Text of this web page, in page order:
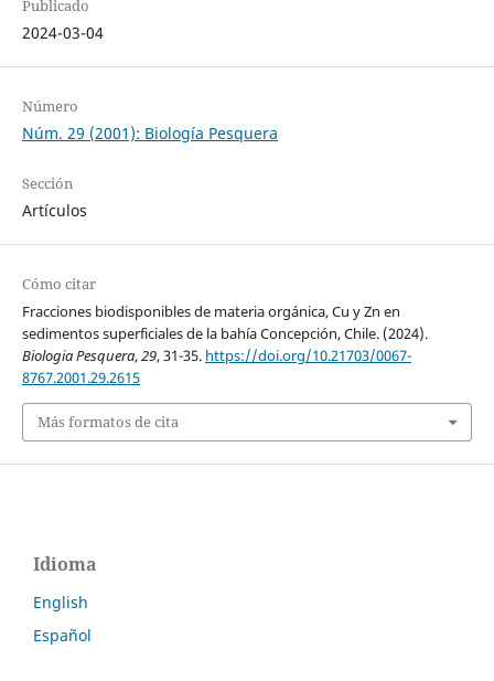
Publicado
2024-03-04
Número
Núm. 29 (2001): Biología Pesquera
Sección
Artículos
Cómo citar
Fracciones biodisponibles de materia orgánica, Cu y Zn en
sedimentos superficiales de la bahía Concepción, Chile. (2024).
Biologia Pesquera,29, 31-35. https://doi.org/10.21703/0067-
8767.2001.29.2615
Más formatos de cita
Idioma
English
Español